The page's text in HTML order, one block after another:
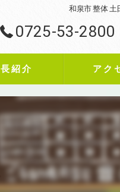
和泉市 整体 土
0725-53-2800
紹介 アク